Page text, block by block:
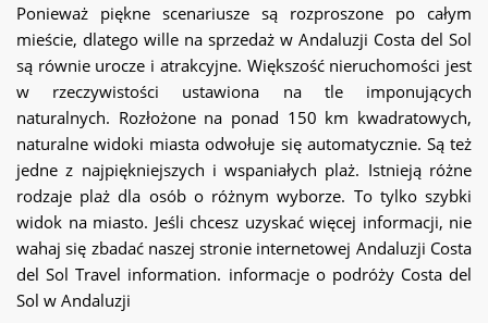
Ponieważ piękne scenariusze są rozproszone po całym
mieście, dlatego wille na sprzedaż w Andaluzji Costa del Sol
są równie urocze i atrakcyjne. Większość nieruchomości jest
w rzeczywistości ustawiona na tle imponujących
naturalnych. Rozłożone na ponad 150 km kwadratowych,
naturalne widoki miasta odwołuje się automatycznie. Są też
jedne z najpiękniejszych i wspaniałych plaż. Istnieją różne
rodzaje plaż dla osób o różnym wyborze. To tylko szybki
widok na miasto. Jeśli chcesz uzyskać więcej informacji, nie
wahaj się zbadać naszej stronie internetowej Andaluzji Costa
del Sol Travel information. informacje o podróży Costa del
Sol w Andaluzji